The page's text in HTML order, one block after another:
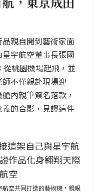
親自開到藝術家面
宇航空董事長張國
桃園機場起飛，並
不僅親赴現場迎
內親筆簽名落款，
的合影，見證這件
空共同打造的藝術機，親眼